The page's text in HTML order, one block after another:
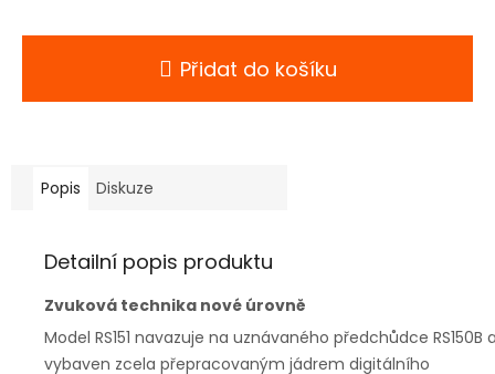
Přidat do košíku
Popis Diskuze
Detailní popis produktu
Zvuková technika nové úrovně
Model RS151 navazuje na uznávaného předchůdce RS150B
vybaven zcela přepracovaným jádrem digitálního